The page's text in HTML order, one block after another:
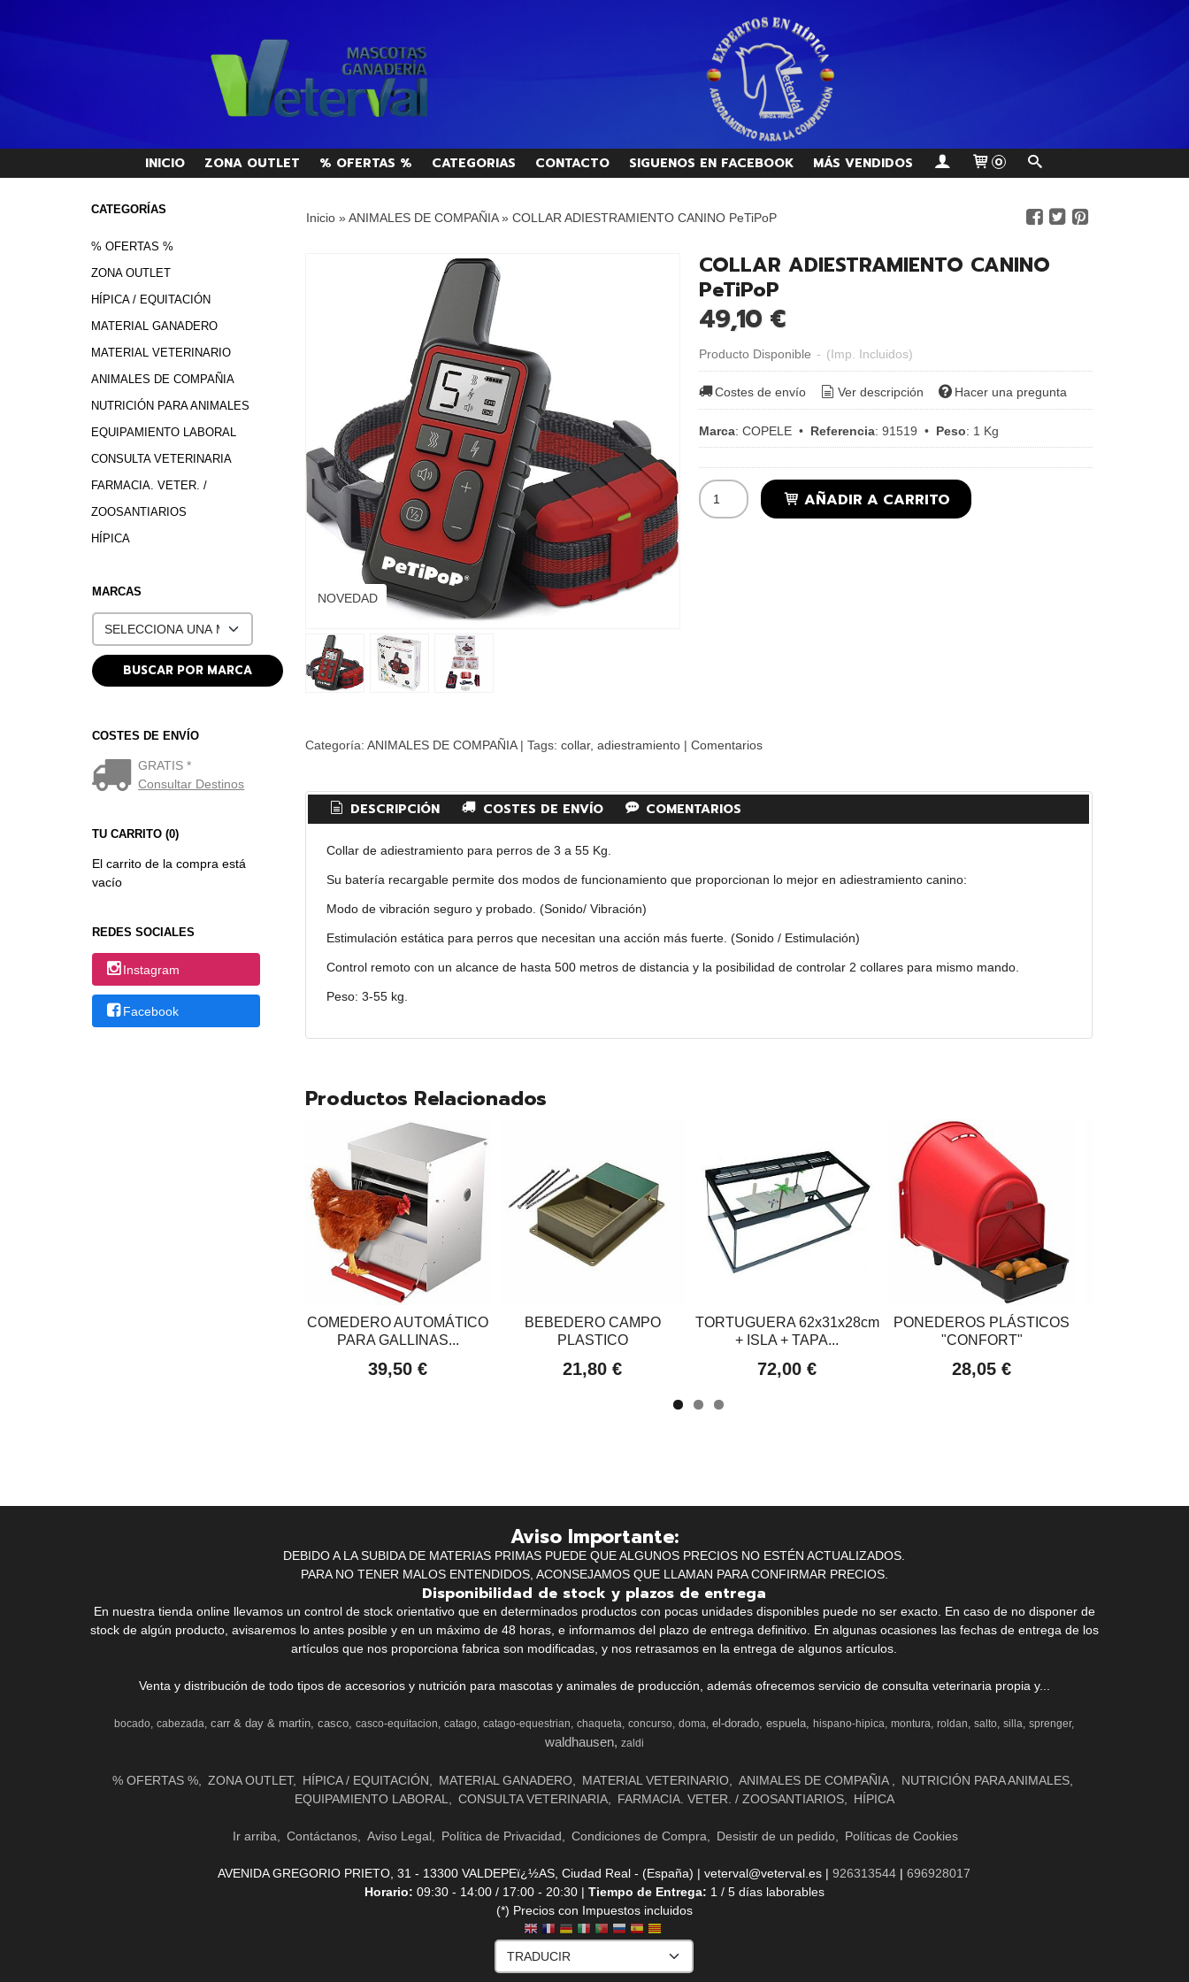
INICIO ZONA OUTLET % OFERTAS % CATEGORIAS CONTACTO SIGUENOS EN FACEBOOK MÁS VENDIDOS 0
CATEGORÍAS
% OFERTAS %
ZONA OUTLET
HÍPICA / EQUITACIÓN
MATERIAL GANADERO
MATERIAL VETERINARIO
ANIMALES DE COMPAÑIA
NUTRICIÓN PARA ANIMALES
EQUIPAMIENTO LABORAL
CONSULTA VETERINARIA
FARMACIA. VETER. /
ZOOSANTIARIOS
HÍPICA
MARCAS
COSTES DE ENVÍO
GRATIS *
Consultar Destinos
TU CARRITO (0)
El carrito de la compra está
vacío
REDES SOCIALES
Instagram
Facebook
Inicio»ANIMALES DE COMPAÑIA» COLLAR ADIESTRAMIENTO CANINO PeTiPoP
NOVEDAD
COLLAR ADIESTRAMIENTO CANINO
PeTiPoP
49,10 €
Producto Disponible - (Imp. Incluidos)
Costes de envío Ver descripción Hacer una pregunta
Marca: COPELE• Referencia: 91519 • Peso: 1 Kg
AÑADIR A CARRITO
Categoría: ANIMALES DE COMPAÑIA | Tags: collar adiestramiento | Comentarios
DESCRIPCIÓN COSTES DE ENVÍO COMENTARIOS
Collar de adiestramiento para perros de 3 a 55 Kg.
Su batería recargable permite dos modos de funcionamiento que proporcionan lo mejor en adiestramiento canino:
Modo de vibración seguro y probado. (Sonido/ Vibración)
Estimulación estática para perros que necesitan una acción más fuerte. (Sonido / Estimulación)
Control remoto con un alcance de hasta 500 metros de distancia y la posibilidad de controlar 2 collares para mismo mando.
Peso: 3-55 kg.
Productos Relacionados
COMEDERO AUTOMÁTICO
PARA GALLINAS...
39,50 €
BEBEDERO CAMPO
PLASTICO
21,80 €
TORTUGUERA 62x31x28cm
+ ISLA + TAPA...
72,00 €
PONEDEROS PLÁSTICOS
"CONFORT"
28,05 €
Aviso Importante:
DEBIDO A LA SUBIDA DE MATERIAS PRIMAS PUEDE QUE ALGUNOS PRECIOS NO ESTÉN ACTUALIZADOS.
PARA NO TENER MALOS ENTENDIDOS, ACONSEJAMOS QUE LLAMAN PARA CONFIRMAR PRECIOS.
Disponibilidad de stock y plazos de entrega
En nuestra tienda online llevamos un control de stock orientativo que en determinados productos con pocas unidades disponibles puede no ser exacto. En caso de no disponer de
stock de algún producto, avisaremos lo antes posible y en un máximo de 48 horas, e informamos del plazo de entrega definitivo. En algunas ocasiones las fechas de entrega de los
artículos que nos proporciona fabrica son modificadas, y nos retrasamos en la entrega de algunos artículos.
Venta y distribución de todo tipos de accesorios y nutrición para mascotas y animales de producción, además ofrecemos servicio de consulta veterinaria propia y...
bocado cabezada carr & day & martin casco casco-equitacion catago catago-equestrian chaqueta concurso doma el-dorado espuela hispano-hipica montura roldan salto silla sprenger
waldhausen zaldi
% OFERTAS % ZONA OUTLET HÍPICA / EQUITACIÓN MATERIAL GANADERO MATERIAL VETERINARIO ANIMALES DE COMPAÑIA
NUTRICIÓN PARA ANIMALES
EQUIPAMIENTO LABORAL
CONSULTA VETERINARIA FARMACIA. VETER. / ZOOSANTIARIOS HÍPICA
Ir arriba Contáctanos Aviso Legal Política de Privacidad Condiciones de Compra Desistir de un pedido Políticas de Cookies
AVENIDA GREGORIO PRIETO, 31 - 13300 VALDEPEï¿½AS, Ciudad Real - (España) | veterval@veterval.es |926313544 |696928017
Horario: 09:30 - 14:00 / 17:00 - 20:30 | Tiempo de Entrega: 1 / 5 días laborables
(*) Precios con Impuestos incluidos